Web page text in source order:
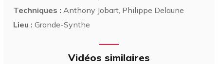
Techniques : Anthony Jobart, Philippe Delaune
Lieu : Grande-Synthe
Vidéos similaires